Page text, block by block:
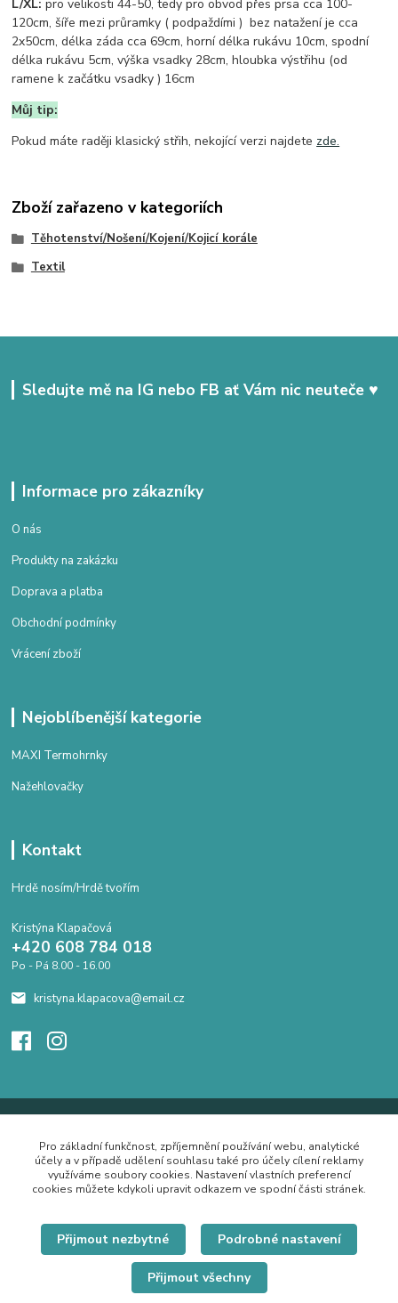
L/XL:pro velikosti 44-50, tedy pro obvod přes prsa cca 100-
120cm, šíře mezi průramky ( podpaždími ) bez natažení je cca
2x50cm, délka záda cca 69cm, horní délka rukávu 10cm, spodní
délka rukávu 5cm, výška vsadky 28cm, hloubka výstřihu (od
ramene k začátku vsadky ) 16cm
Můj tip:
Pokud máte raději klasický střih, nekojící verzi najdete zde.
Zboží zařazeno v kategoriích
Těhotenství/Nošení/Kojení/Kojicí korále
Textil
Sledujte mě na IG nebo FB ať Vám nic neuteče ♥
Informace pro zákazníky
O nás
Produkty na zakázku
Doprava a platba
Obchodní podmínky
Vrácení zboží
Nejoblíbenější kategorie
MAXI Termohrnky
Nažehlovačky
Kontakt
Hrdě nosím/Hrdě tvořím
Kristýna Klapačová
+420 608 784 018
Po - Pá 8.00 - 16.00
kristyna.klapacova@email.cz
Pro základní funkčnost, zpříjemnění používání webu, analytické
účely a v případě udělení souhlasu také pro účely cílení reklamy
využíváme soubory cookies. Nastavení vlastních preferencí
cookies můžete kdykoli upravit odkazem ve spodní části stránek.
Přijmout nezbytné Podrobné nastavení
Přijmout všechny